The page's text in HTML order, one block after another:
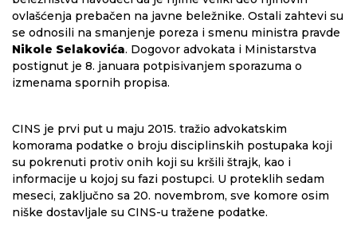
ovlašćenja prebačen na javne beležnike. Ostali zahtevi su
se odnosili na smanjenje poreza i smenu ministra pravde
Nikole Selakovića. Dogovor advokata i Ministarstva
postignut je 8. januara potpisivanjem sporazuma o
izmenama spornih propisa.
CINS je prvi put u maju 2015. tražio advokatskim
komorama podatke o broju disciplinskih postupaka koji
su pokrenuti protiv onih koji su kršili štrajk, kao i
informacije u kojoj su fazi postupci. U proteklih sedam
meseci, zaključno sa 20. novembrom, sve komore osim
niške dostavljale su CINS-u tražene podatke.